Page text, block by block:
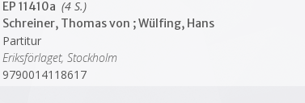
EP 11410a (4 S.)
Schreiner, Thomas von ; Wülfing, Hans
Partitur
Eriksförlaget, Stockholm
9790014118617